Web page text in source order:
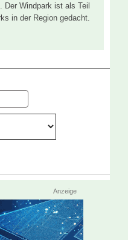
Der Windpark ist als Teil
in der Region gedacht.
Anzeige